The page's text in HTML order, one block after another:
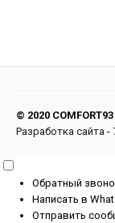
© 2020
Разработка сайта -
Обратный
Написать в
Отправить